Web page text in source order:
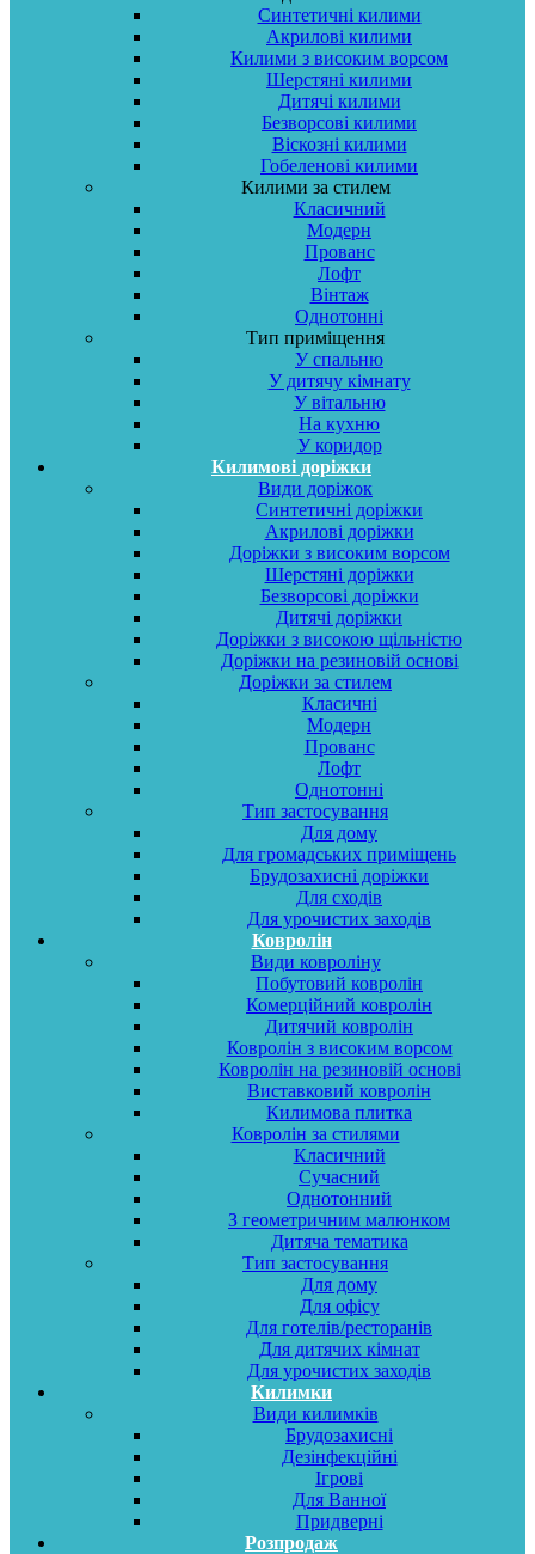
Синтетичні килими
Акрилові килими
Килими з високим ворсом
Шерстяні килими
Дитячі килими
Безворсові килими
Віскозні килими
Гобеленові килими
Килими за стилем
Класичний
Модерн
Прованс
Лофт
Вінтаж
Однотонні
Тип приміщення
У спальню
У дитячу кімнату
У вітальню
На кухню
У коридор
Килимові доріжки
Види доріжок
Синтетичні доріжки
Акрилові доріжки
Доріжки з високим ворсом
Шерстяні доріжки
Безворсові доріжки
Дитячі доріжки
Доріжки з високою щільністю
Доріжки на резиновій основі
Доріжки за стилем
Класичні
Модерн
Прованс
Лофт
Однотонні
Тип застосування
Для дому
Для громадських приміщень
Брудозахисні доріжки
Для сходів
Для урочистих заходів
Ковролін
Види ковроліну
Побутовий ковролін
Комерційний ковролін
Дитячий ковролін
Ковролін з високим ворсом
Ковролін на резиновій основі
Виставковий ковролін
Килимова плитка
Ковролін за стилями
Класичний
Сучасний
Однотонний
З геометричним малюнком
Дитяча тематика
Тип застосування
Для дому
Для офісу
Для готелів/ресторанів
Для дитячих кімнат
Для урочистих заходів
Килимки
Види килимків
Брудозахисні
Дезінфекційні
Ігрові
Для Ванної
Придверні
Розпродаж